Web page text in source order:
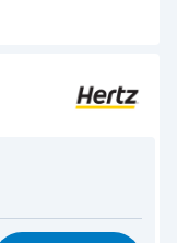
8,2
8,0